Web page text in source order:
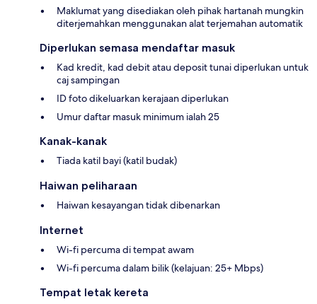
Maklumat yang disediakan oleh pihak hartanah mungkin
diterjemahkan menggunakan alat terjemahan automatik
Diperlukan semasa mendaftar masuk
Kad kredit, kad debit atau deposit tunai diperlukan untuk
caj sampingan
ID foto dikeluarkan kerajaan diperlukan
Umur daftar masuk minimum ialah 25
Kanak-kanak
Tiada katil bayi (katil budak)
Haiwan peliharaan
Haiwan kesayangan tidak dibenarkan
Internet
Wi-fi percuma di tempat awam
Wi-fi percuma dalam bilik (kelajuan: 25+ Mbps)
Tempat letak kereta